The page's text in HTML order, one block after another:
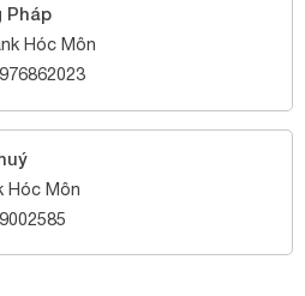
Pháp
Hóc Môn
Hóc Môn